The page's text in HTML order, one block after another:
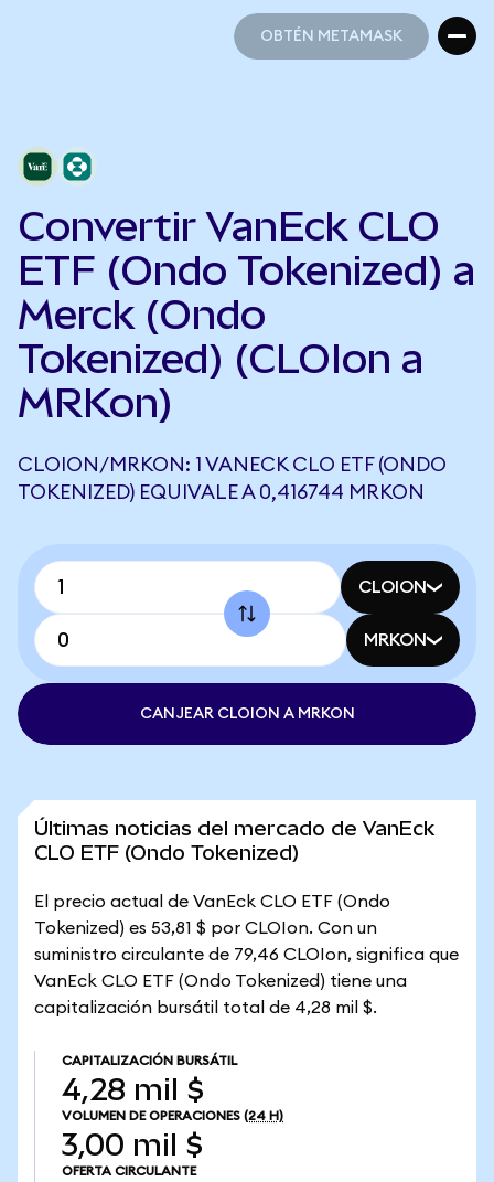
OBTÉN METAMASK
Convertir VanEck CLO
ETF (Ondo Tokenized) a
Merck (Ondo
Tokenized) (CLOIon a
MRKon)
CLOION/MRKON: 1 VANECK CLO ETF (ONDO
TOKENIZED) EQUIVALE A 0,416744 MRKON
CLOION
MRKON
CANJEAR CLOION A MRKON
Últimas noticias del mercado de VanEck
CLO ETF (Ondo Tokenized)
El precio actual de VanEck CLO ETF (Ondo
Tokenized) es 53,81 $ por CLOIon. Con un
suministro circulante de 79,46 CLOIon, significa que
VanEck CLO ETF (Ondo Tokenized) tiene una
capitalización bursátil total de 4,28 mil $.
CAPITALIZACIÓN BURSÁTIL
4,28 mil $
VOLUMEN DE OPERACIONES (24 H)
3,00 mil $
OFERTA CIRCULANTE